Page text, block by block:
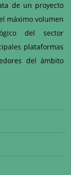
de un proyecto
máximo volumen
del sector
plataformas
del ámbito